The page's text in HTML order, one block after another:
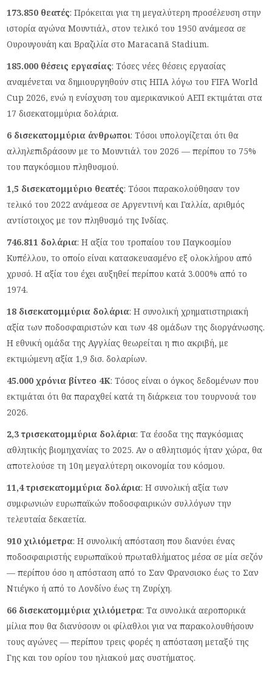
173.850 θεατές: Πρόκειται για τη μεγαλύτερη προσέλευση στην
ιστορία αγώνα Μουντιάλ, στον τελικό του 1950 ανάμεσα σε
Ουρουγουάη και Βραζιλία στο Maracanã Stadium.
185.000 θέσεις εργασίας: Τόσες νέες θέσεις εργασίας
αναμένεται να δημιουργηθούν στις ΗΠΑ λόγω του FIFA World
Cup 2026, ενώ η ενίσχυση του αμερικανικού ΑΕΠ εκτιμάται στα
17 δισεκατομμύρια δολάρια.
6 δισεκατομμύρια άνθρωποι: Τόσοι υπολογίζεται ότι θα
αλληλεπιδράσουν με το Μουντιάλ του 2026 — περίπου το 75%
του παγκόσμιου πληθυσμού.
1,5 δισεκατομμύριο θεατές: Τόσοι παρακολούθησαν τον
τελικό του 2022 ανάμεσα σε Αργεντινή και Γαλλία, αριθμός
αντίστοιχος με τον πληθυσμό της Ινδίας.
746.811 δολάρια: Η αξία του τροπαίου του Παγκοσμίου
Κυπέλλου, το οποίο είναι κατασκευασμένο εξ ολοκλήρου από
χρυσό. Η αξία του έχει αυξηθεί περίπου κατά 3.000% από το
1974.
18 δισεκατομμύρια δολάρια: Η συνολική χρηματιστηριακή
αξία των ποδοσφαιριστών και των 48 ομάδων της διοργάνωσης.
Η εθνική ομάδα της Αγγλίας θεωρείται η πιο ακριβή, με
εκτιμώμενη αξία 1,9 δισ. δολαρίων.
45.000 χρόνια βίντεο 4K: Τόσος είναι ο όγκος δεδομένων που
εκτιμάται ότι θα παραχθεί κατά τη διάρκεια του τουρνουά του
2026.
2,3 τρισεκατομμύρια δολάρια: Τα έσοδα της παγκόσμιας
αθλητικής βιομηχανίας το 2025. Αν ο αθλητισμός ήταν χώρα, θα
αποτελούσε τη 10η μεγαλύτερη οικονομία του κόσμου.
11,4 τρισεκατομμύρια δολάρια: Η συνολική αξία των
συμφωνιών ευρωπαϊκών ποδοσφαιρικών συλλόγων την
τελευταία δεκαετία.
910 χιλιόμετρα: Η συνολική απόσταση που διανύει ένας
ποδοσφαιριστής ευρωπαϊκού πρωταθλήματος μέσα σε μία σεζόν
— περίπου όσο η απόσταση από το Σαν Φρανσισκο έως το Σαν
Ντιέγκο ή από το Λονδίνο έως τη Ζυρίχη.
66 δισεκατομμύρια χιλιόμετρα: Τα συνολικά αεροπορικά
μίλια που θα διανύσουν οι φίλαθλοι για να παρακολουθήσουν
τους αγώνες — περίπου τρεις φορές η απόσταση μεταξύ της
Γης και του ορίου του ηλιακού μας συστήματος.